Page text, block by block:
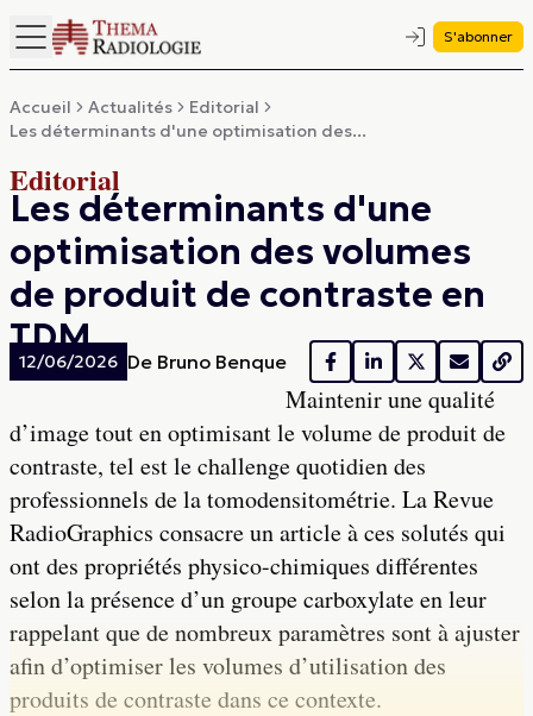
S'abonner
Accueil Actualités
Editorial
Les déterminants d'une optimisation des...
Editorial
Les déterminants d'une
optimisation des volumes
de produit de contraste en
TDM
12/06/2026 De Bruno Benque
Maintenir une qualité
d’image tout en optimisant le volume de produit de
contraste, tel est le challenge quotidien des
professionnels de la tomodensitométrie. La Revue
RadioGraphics consacre un article à ces solutés qui
ont des propriétés physico-chimiques différentes
selon la présence d’un groupe carboxylate en leur
rappelant que de nombreux paramètres sont à ajuster
afin d’optimiser les volumes d’utilisation des
produits de contraste dans ce contexte.